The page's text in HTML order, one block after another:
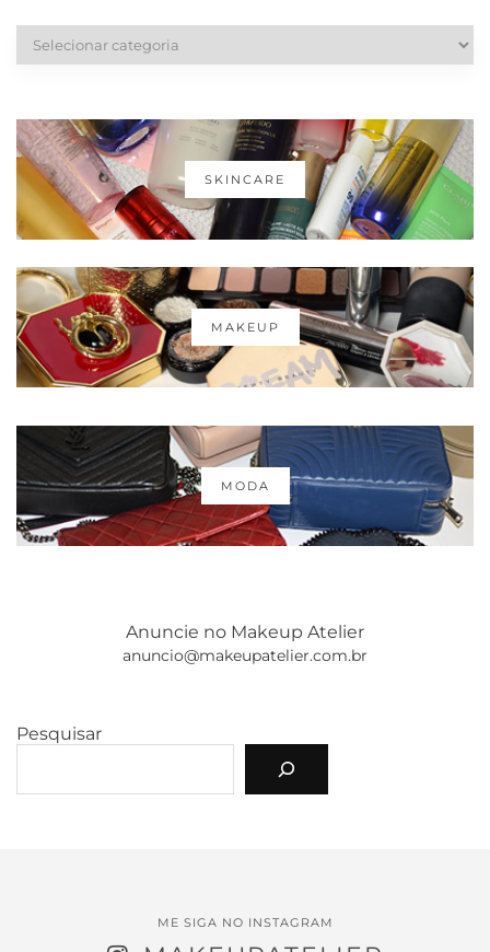
Categorias
SKINCARE
MAKEUP
MODA
Anuncie no Makeup Atelier
anuncio@makeupatelier.com.br
Pesquisar
ME SIGA NO INSTAGRAM